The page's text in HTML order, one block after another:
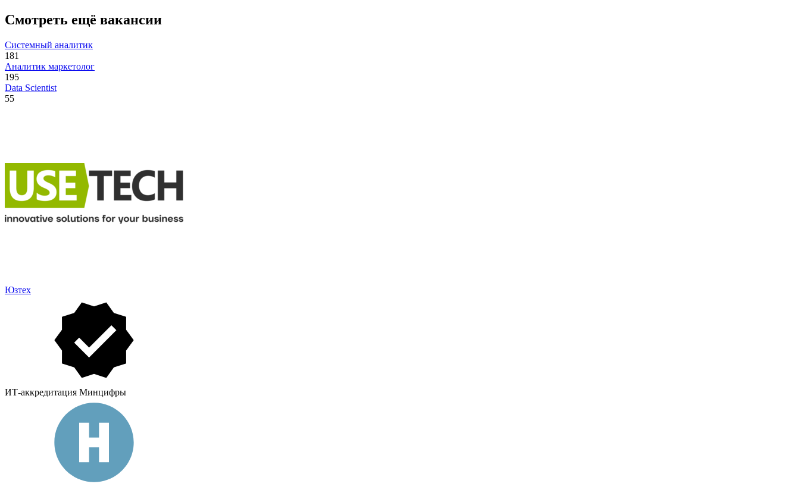
Смотреть ещё вакансии
Системный аналитик
181
Аналитик маркетолог
195
Data Scientist
55
Юзтех
ИТ-аккредитация Минцифры